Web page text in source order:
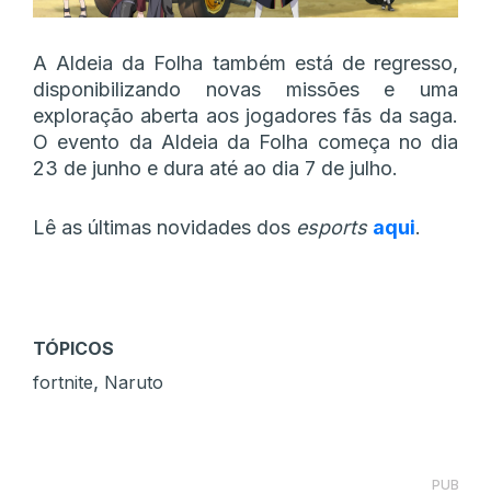
A Aldeia da Folha também está de regresso,
disponibilizando novas missões e uma
exploração aberta aos jogadores fãs da saga.
O evento da Aldeia da Folha começa no dia
23 de junho e dura até ao dia 7 de julho.
Lê as últimas novidades dos esports aqui.
TÓPICOS
fortnite, Naruto
PUB